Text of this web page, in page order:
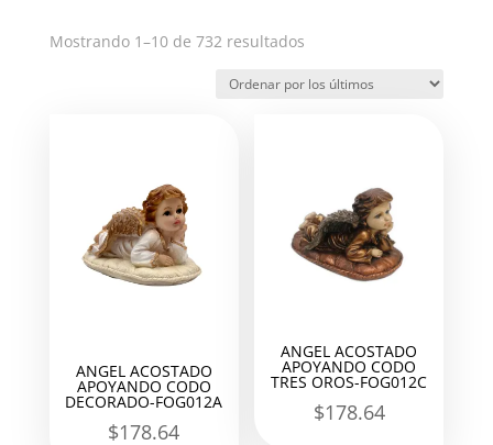
Mostrando 1–10 de 732 resultadosOrdenado
los
ANGEL ACOSTADO
APOYANDO CODO
DECORADO-FOG012A
$178.64
ANGEL ACOSTADO
APOYANDO CODO
TRES OROS-FOG012C
$178.64